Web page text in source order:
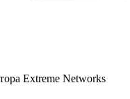
Extreme Networks